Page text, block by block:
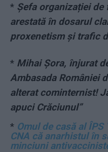
* Șefa organizației de
arestată în dosarul
proxenetism și trafic
* Mihai Șora, înjurat
Ambasada României
alterat cominternist!
apuci Crăciunul”
* Omul de casă al
CNA că anarhistul în
minciuni